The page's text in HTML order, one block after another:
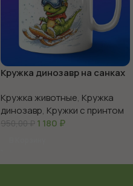
Кружка динозавр на санках
Кружка животные, Кружка
динозавр, Кружки с принтом
950,00₽ 1 180 ₽